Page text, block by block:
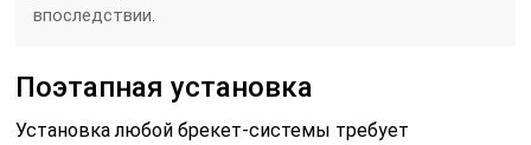
впоследствии.
Поэтапная установка
Установка любой брекет-системы требует